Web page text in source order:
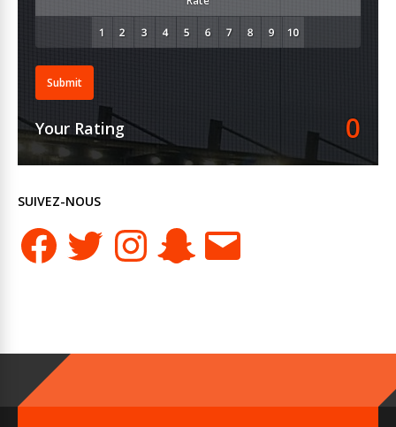
Submit
Your Rating 0
SUIVEZ-NOUS
FacebookTwitter InstagramSnapchatE-
mail